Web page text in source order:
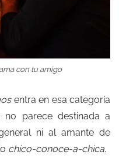
con tu amigo
entra en esa categoría
parece destinada a
ni al amante de
chico-conoce-a-chica.